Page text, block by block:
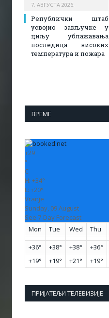
7. АВГУСТА 2026.
Републички штаб
усвојио закључке у
циљу ублажавања
последица високих
температура и пожара​
ВРЕМЕ
+29
°
C
H: +34°
L: +20°
Vranje
Sunday, 09 August
See 7-Day Forecast
Mon
Tue Wed Thu
+36° +38° +38° +36°
+19° +19° +21° +19°
ПРИЈАТЕЉИ ТЕЛЕВИЗИЈЕ